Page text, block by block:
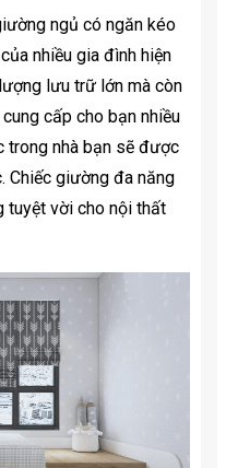
ngủ có ngăn kéo
nhiều gia đình hiện
lưu trữ lớn mà còn
cấp cho bạn nhiều
trong nhà bạn sẽ được
Chiếc giường đa năng
tuyệt vời cho nội thất